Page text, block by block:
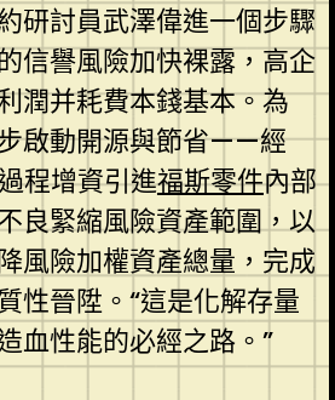
研討員武澤偉進一個步驟
信譽風險加快裸露，高企
潤并耗費本錢基本。為
啟動開源與節省——經
程增資引進福斯零件內部
良緊縮風險資產範圍，以
風險加權資產總量，完成
性晉陞。“這是化解存量
血性能的必經之路。”